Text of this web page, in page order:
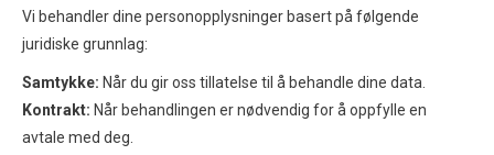
Vi behandler dine personopplysninger basert på følgende
juridiske grunnlag:
Samtykke: Når du gir oss tillatelse til å behandle dine data.
Kontrakt: Når behandlingen er nødvendig for å oppfylle en
avtale med deg.